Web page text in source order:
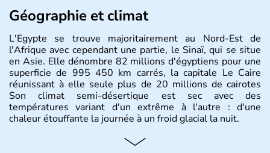
Géographie et climat
L'Egypte se trouve majoritairement au Nord-Est de
l'Afrique avec cependant une partie, le Sinaï, qui se situe
en Asie. Elle dénombre 82 millions d'égyptiens pour une
superficie de 995 450 km carrés, la capitale Le Caire
réunissant à elle seule plus de 20 millions de cairotes
Son climat semi-désertique est sec avec des
températures variant d'un extrême à l'autre : d'une
chaleur étouffante la journée à un froid glacial la nuit.
Histoire et administration